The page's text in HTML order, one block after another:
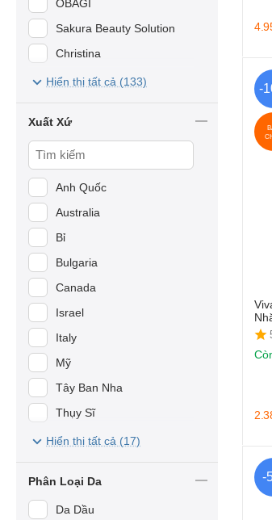
-
-
OBAGI
Sakura Beauty Solution
Christina
Swissline
Dr.Spiller
MD Dermatics
Murad
Cosmeheal Korea
Hiển thị tất cả (133)
Xuất Xứ
Anh Quốc
Australia
Bỉ
Bulgaria
Canada
Israel
Italy
Mỹ
Tây Ban Nha
Thụy Sĩ
Ý
Pháp
Úc
Hiển thị tất cả (17)
Phân Loại Da
Da Dầu